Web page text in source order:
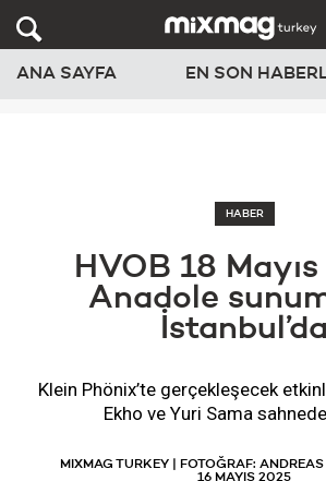
ANA SAYFA EN SON
HABER
HVOB 18
Anadole
İstanbul’da
Klein Phönix’te gerçekleşecek
Ekho ve Yuri Sama
MIXMAG TURKEY | FOTOĞRAF:
16 MAYIS 2025